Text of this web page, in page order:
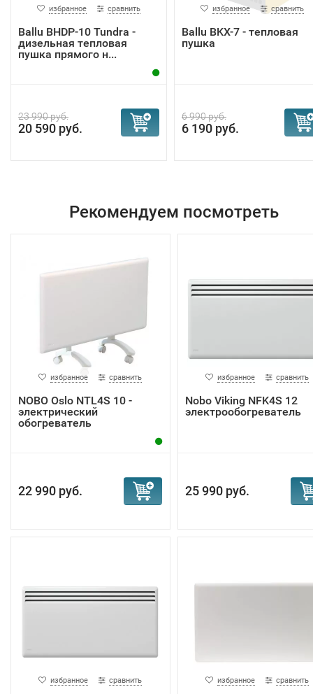
избранное сравнить
Ballu BHDP-10 Tundra -
дизельная тепловая
пушка прямого н...
23 990 руб.
20 590 руб.
избранное сравнить
Ballu BKX-7 - тепловая
пушка
6 990 руб.
6 190 руб.
Рекомендуем посмотреть
избранное сравнить
NOBO Oslo NTL4S 10 -
электрический
обогреватель
22 990 руб.
избранное сравнить
Nobo Viking NFK4S 12
электрообогреватель
25 990 руб.
избранное сравнить избранное сравнить